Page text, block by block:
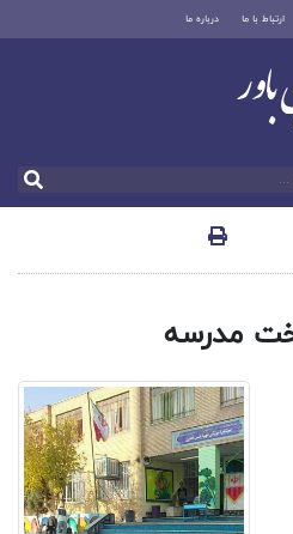
ارتباط با ما درباره ما
مدرسه